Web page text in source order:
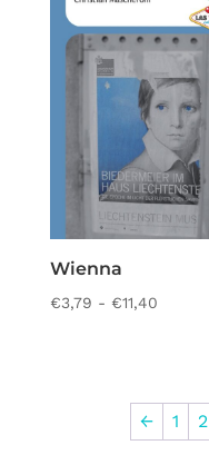
a
€11,40
Wienna
€3,79 - €11,40Fascia
€3,79
a
← 1 2